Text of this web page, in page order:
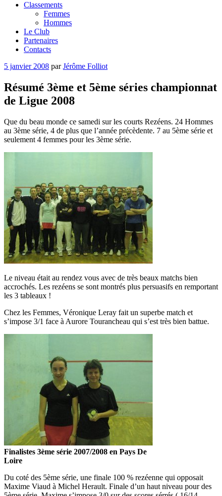
Classements
Femmes
Hommes
Le Club
Partenaires
Contacts
Publié
5 janvier 2008 parJérôme Folliot
Résumé 3ème et 5ème séries championnat
de Ligue 2008
Que du beau monde ce samedi sur les courts Rezéens. 24 Hommes
au 3ème série, 4 de plus que l’année précèdente. 7 au 5ème série et
seulement 4 femmes pour les 3ème série.
Le niveau était au rendez vous avec de très beaux matchs bien
accrochés. Les rezéens se sont montrés plus persuasifs en remportant
les 3 tableaux !
Chez les Femmes, Véronique Leray fait un superbe match et
s’impose 3/1 face à Aurore Tourancheau qui s’est très bien battue.
Finalistes 3ème série 2007/2008 en Pays De
Loire
Du coté des 5ème série, une finale 100 % rezéenne qui opposait
Maxime Viaud à Michel Herault. Finale d’un haut niveau pour des